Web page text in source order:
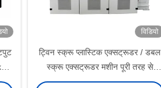
विडियो
ट्विन स्क्रू प्लास्टिक एक्सट्रूडर / डबल
स्क्रू एक्सट्रूडर मशीन पूरी तरह से
स्वचालित आउटपुट 350 किग्रा / एच